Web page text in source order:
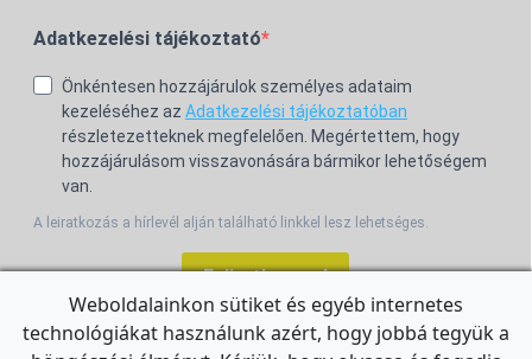
Adatkezelési tájékoztató
Önkéntesen hozzájárulok személyes adataim
kezeléséhez az Adatkezelési tájékoztatóban
részletezetteknek megfelelően. Megértettem, hogy
hozzájárulásom visszavonására bármikor lehetőségem
van.
A leiratkozás a hírlevél alján található linkkel lesz lehetséges.
Feliratkozom!
Weboldalainkon sütiket és egyéb internetes
technológiákat használunk azért, hogy jobbá tegyük a